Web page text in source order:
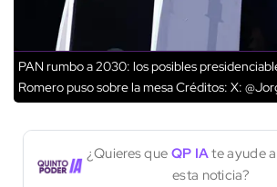
PAN rumbo a 2030: los posibles
Romero puso sobre la mesaCréditos: X:
¿Quieres que QP IAte ayude
esta noticia?